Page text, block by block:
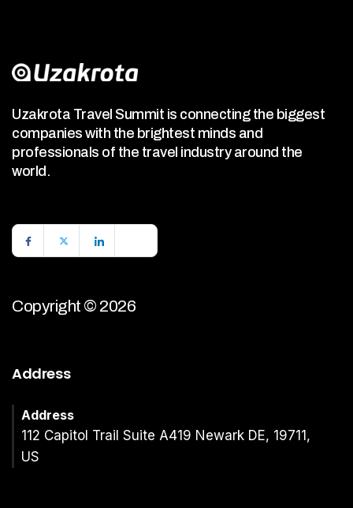
Uzakrota Travel Summit is connecting the biggest
companies with the brightest minds and
professionals of the travel industry around the
world.
Copyright © 2026
Address
Address
112 Capitol Trail Suite A419 Newark DE, 19711,
US